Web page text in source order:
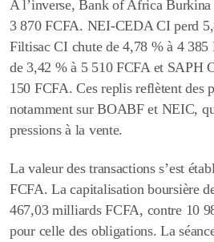
A l’inverse, Bank of Africa Burkina
3 870 FCFA. NEI-CEDA CI perd
Filtisac CI chute de 4,78 % à 4
de 3,42 % à 5 510 FCFA et SAPH
150 FCFA. Ces replis reflètent des
notamment sur BOABF et NEIC,
pressions à la vente.
La valeur des transactions s’est
FCFA. La capitalisation boursière
467,03 milliards FCFA, contre 10
pour celle des obligations. La